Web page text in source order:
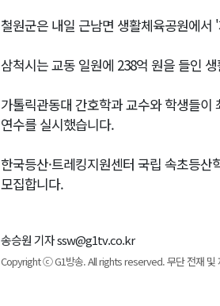
철원군은 내일 근남면 생활체육공원에
삼척시는 교동 일원에 238억 원을 들인
가톨릭관동대 간호학과 교수와 학생들
연수를 실시했습니다.
한국등산·트레킹지원센터 국립 속초등
모집합니다.
송승원 기자 ssw@g1tv.co.kr
Copyright ⓒ G1방송. All rights reserved. 무단 전재 및